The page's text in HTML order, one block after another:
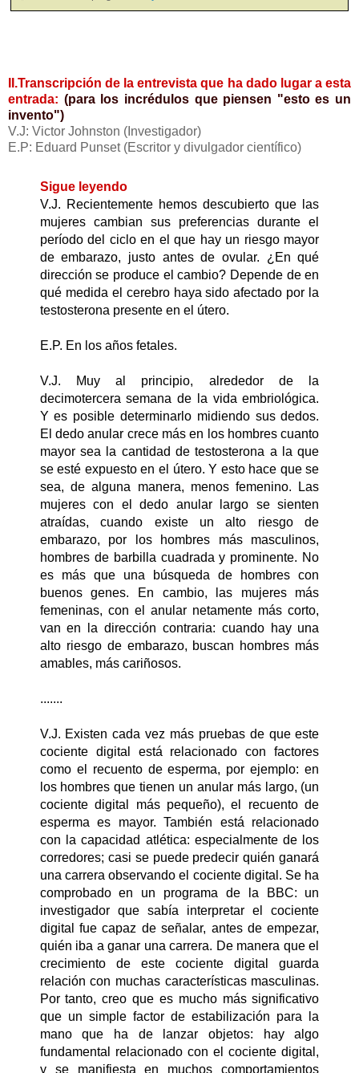
II.Transcripción de la entrevista que ha dado lugar a esta
entrada: (para los incrédulos que piensen "esto es un
invento")
V.J: Victor Johnston (Investigador)
E.P: Eduard Punset (Escritor y divulgador científico)
Sigue leyendo
V.J. Recientemente hemos descubierto que las
mujeres cambian sus preferencias durante el
período del ciclo en el que hay un riesgo mayor
de embarazo, justo antes de ovular. ¿En qué
dirección se produce el cambio? Depende de en
qué medida el cerebro haya sido afectado por la
testosterona presente en el útero.
E.P. En los años fetales.
V.J. Muy al principio, alrededor de la
decimotercera semana de la vida embriológica.
Y es posible determinarlo midiendo sus dedos.
El dedo anular crece más en los hombres cuanto
mayor sea la cantidad de testosterona a la que
se esté expuesto en el útero. Y esto hace que se
sea, de alguna manera, menos femenino. Las
mujeres con el dedo anular largo se sienten
atraídas, cuando existe un alto riesgo de
embarazo, por los hombres más masculinos,
hombres de barbilla cuadrada y prominente. No
es más que una búsqueda de hombres con
buenos genes. En cambio, las mujeres más
femeninas, con el anular netamente más corto,
van en la dirección contraria: cuando hay una
alto riesgo de embarazo, buscan hombres más
amables, más cariñosos.
.......
V.J. Existen cada vez más pruebas de que este
cociente digital está relacionado con factores
como el recuento de esperma, por ejemplo: en
los hombres que tienen un anular más largo, (un
cociente digital más pequeño), el recuento de
esperma es mayor. También está relacionado
con la capacidad atlética: especialmente de los
corredores; casi se puede predecir quién ganará
una carrera observando el cociente digital. Se ha
comprobado en un programa de la BBC: un
investigador que sabía interpretar el cociente
digital fue capaz de señalar, antes de empezar,
quién iba a ganar una carrera. De manera que el
crecimiento de este cociente digital guarda
relación con muchas características masculinas.
Por tanto, creo que es mucho más significativo
que un simple factor de estabilización para la
mano que ha de lanzar objetos: hay algo
fundamental relacionado con el cociente digital,
y se manifiesta en muchos comportamientos